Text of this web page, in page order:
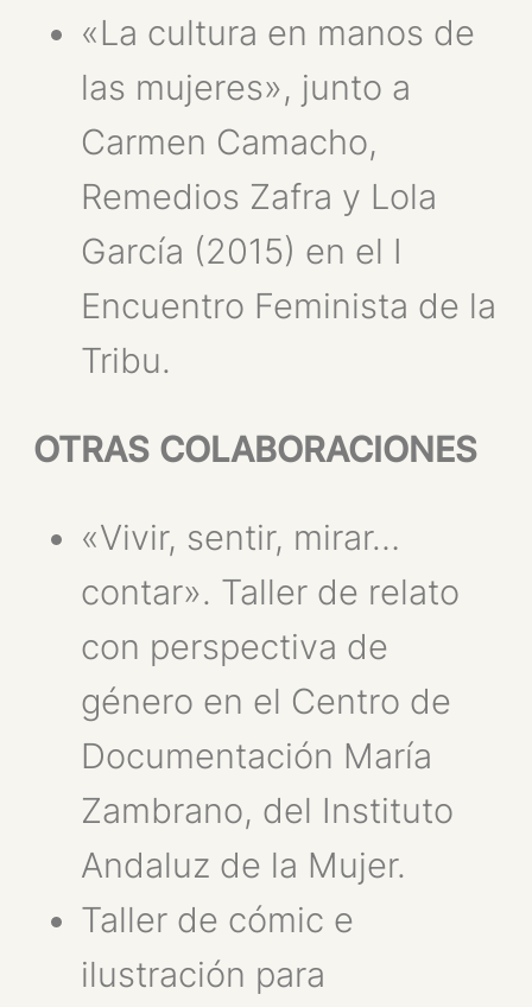
«La cultura en manos de
las mujeres», junto a
Carmen Camacho,
Remedios Zafra y Lola
García (2015) en el I
Encuentro Feminista de la
Tribu.
OTRAS COLABORACIONES
«Vivir, sentir, mirar…
contar». Taller de relato
con perspectiva de
género en el Centro de
Documentación María
Zambrano, del Instituto
Andaluz de la Mujer.
Taller de cómic e
ilustración para